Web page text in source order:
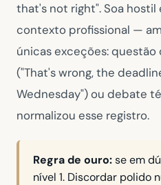
that's not right". Soa
contexto profissional —
únicas exceções:
("That's wrong, the
Wednesday") ou debate
normalizou esse registro.
Regra de ouro:se em
nível 1. Discordar polido